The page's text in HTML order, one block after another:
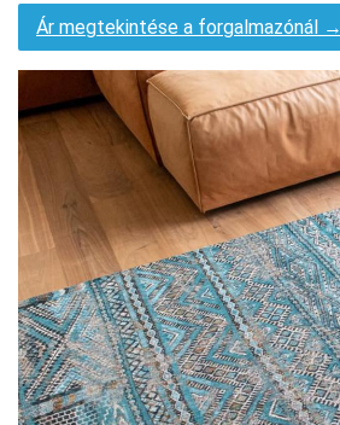
Ár megtekintése a forgalmazónál →